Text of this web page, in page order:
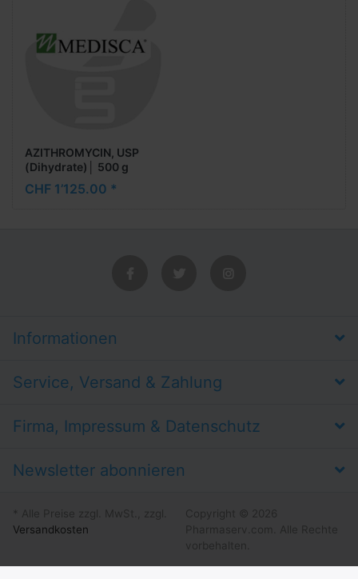
AZITHROMYCIN, USP
(Dihydrate)│ 500 g
CHF 1’125.00 *
Informationen
Service, Versand & Zahlung
Firma, Impressum & Datenschutz
Newsletter abonnieren
* Alle Preise zzgl. MwSt., zzgl.
Versandkosten
Copyright © 2026
Pharmaserv.com. Alle Rechte
vorbehalten.